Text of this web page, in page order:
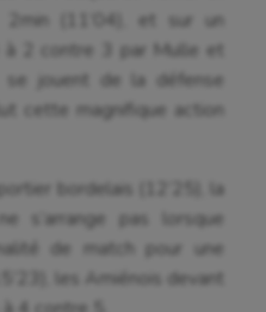
2min (11’04), et sur un
à 2 contre 3 par Mulle et
se jouent de la défense
cette magnifique action
bordelais (12’25), la
s’arrange pas lorsque
de match pour une
les Amiénois devant